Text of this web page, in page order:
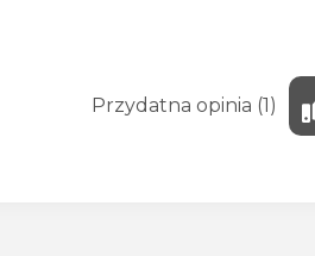
Przydatna opinia (1)